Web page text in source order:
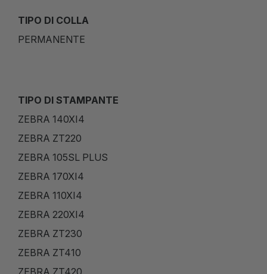
TIPO DI COLLA
PERMANENTE
TIPO DI STAMPANTE
ZEBRA 140XI4
ZEBRA ZT220
ZEBRA 105SL PLUS
ZEBRA 170XI4
ZEBRA 110XI4
ZEBRA 220XI4
ZEBRA ZT230
ZEBRA ZT410
ZEBRA ZT420